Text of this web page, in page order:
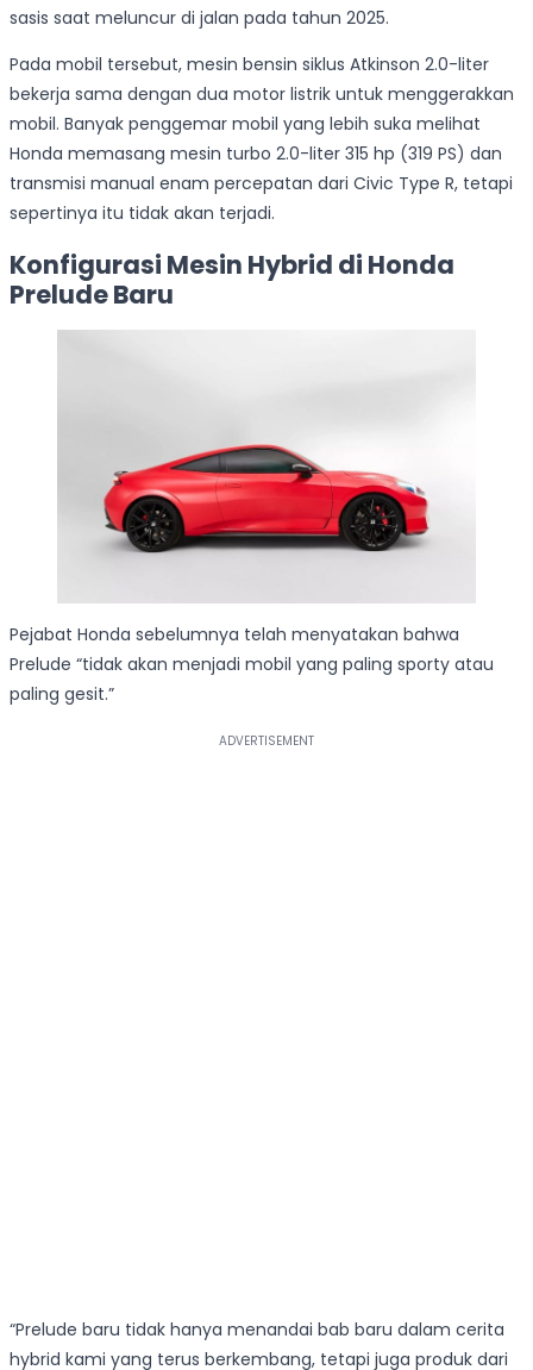
sasis saat meluncur di jalan pada tahun 2025.
Pada mobil tersebut, mesin bensin siklus Atkinson 2.0-liter
bekerja sama dengan dua motor listrik untuk menggerakkan
mobil. Banyak penggemar mobil yang lebih suka melihat
Honda memasang mesin turbo 2.0-liter 315 hp (319 PS) dan
transmisi manual enam percepatan dari Civic Type R, tetapi
sepertinya itu tidak akan terjadi.
Konfigurasi Mesin Hybrid di Honda
Prelude Baru
Pejabat Honda sebelumnya telah menyatakan bahwa
Prelude “tidak akan menjadi mobil yang paling sporty atau
paling gesit.”
“Prelude baru tidak hanya menandai bab baru dalam cerita
hybrid kami yang terus berkembang, tetapi juga produk dari